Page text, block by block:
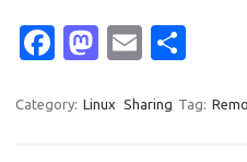
Fa
e
M
t
E
ail ar
Category: Linux Sharing Tag: